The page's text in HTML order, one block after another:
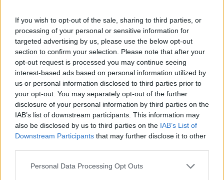
If you wish to opt-out of the sale, sharing to third parties, or
processing of your personal or sensitive information for
targeted advertising by us, please use the below opt-out
section to confirm your selection. Please note that after your
opt-out request is processed you may continue seeing
interest-based ads based on personal information utilized by
us or personal information disclosed to third parties prior to
your opt-out. You may separately opt-out of the further
disclosure of your personal information by third parties on the
IAB’s list of downstream participants. This information may
also be disclosed by us to third parties on the IAB’s List of
Downstream Participants that may further disclose it to other
Please note that this website/app uses one or more Google
Personal Data Processing Opt Outs
αναβάσεων και αδειών. Μόνο μέσα σε μία ημέρα
του Μαΐου, 274 άνθρωποι έφτασαν στην κορυφή
από τη νεπαλέζικη πλευρά, αριθμός-ρεκόρ για τη
συγκεκριμένη διαδρομή,σύμφωνα με το Reuters
Το προηγούμενο ρεκόρ από τη νότια πλευρά είχε
σημειωθεί το 2019, όταν 223 ορειβάτες είχαν
πατήσει στην κορυφή μέσα σε μία ημέρα. Φέτος, οι
άδειες που εκδόθηκαν από το Νεπάλ για το
Έβερεστ έφτασαν τις 494, επίσης αριθμός-ρεκόρ, με
το κόστος κάθε άδειας να ανέρχεται στα 15.000